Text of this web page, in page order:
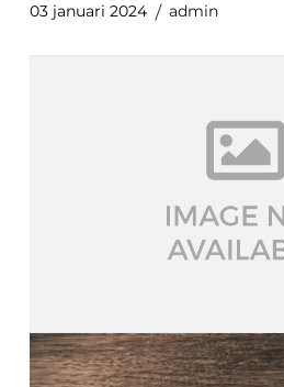
03 januari 2024 admin